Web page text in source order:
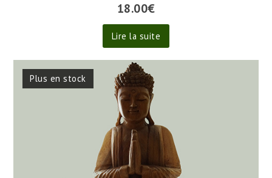
18.00€
Lire la suite
Plus en stock